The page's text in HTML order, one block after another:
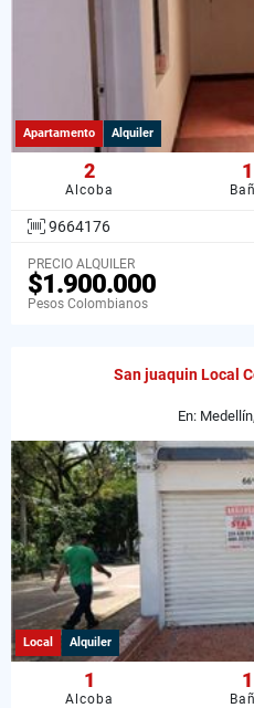
Apartamento Alquiler
2
Alcoba
1
9664176
PRECIO ALQUILER
$1.900.000
Pesos Colombianos
San juaquin Local
En:
Local Alquiler
1
Alcoba
1